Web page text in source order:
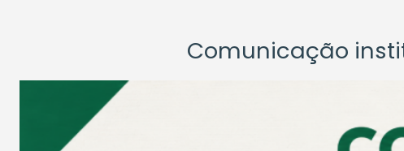
Comunicação